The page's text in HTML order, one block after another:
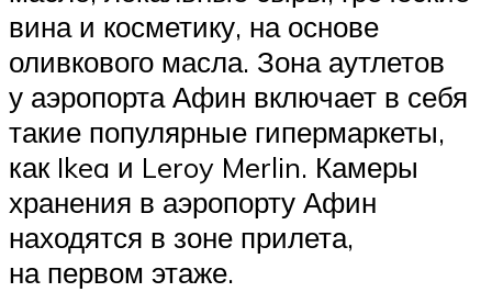
вина и косметику, на основе
оливкового масла. Зона аутлетов
у аэропорта Афин включает в себя
такие популярные гипермаркеты,
как Ikea и Leroy Merlin. Камеры
хранения в аэропорту Афин
находятся в зоне прилета,
на первом этаже.